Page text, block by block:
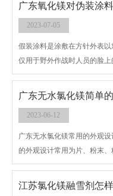
广东氧化镁对伪装涂
2023-07-05
假装涂料是涂敷在方针外表
仅用于野外作战时人员的脸
辆等军事设备、器材、国防
出了很大贡献，能够起到很好
广东无水氯化镁简单
2023-06-12
广东无水氯化镁常用的外观
的外观设计常用为片、粉末
氯化镁多出现较厚大片，六
调查。所以说办法三为形状
江苏氯化镁融雪剂怎